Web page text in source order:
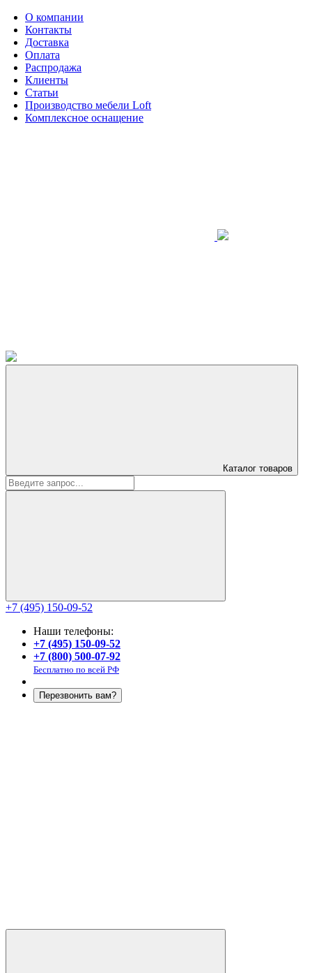
О компании
Контакты
Доставка
Оплата
Распродажа
Клиенты
Статьи
Производство мебели Loft
Комплексное оснащение
Каталог товаров
+7 (495) 150-09-52
Наши телефоны:
+7 (495) 150-09-52
+7 (800) 500-07-92
Бесплатно по всей РФ
Перезвонить вам?